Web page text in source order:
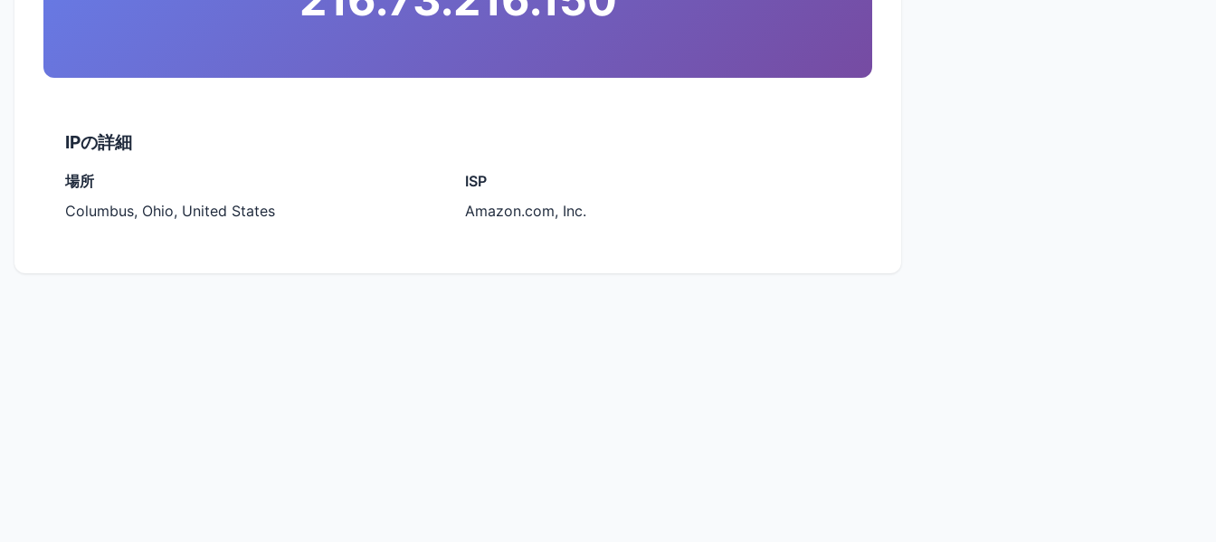
IPの詳細
場所
Columbus, Ohio, United States
ISP
Amazon.com, Inc.